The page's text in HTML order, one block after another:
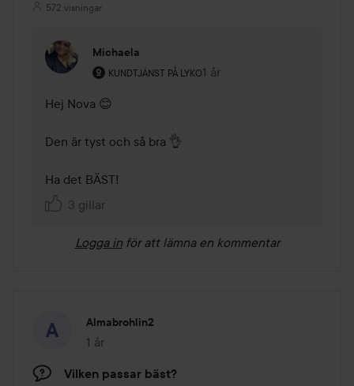
572 visningar
Michaela
KUNDTJÄNST PÅ LYKO
Användarens roll: Kundtjänst på Lyko.
1 år
Kommentaren lades 1 år
Hej Nova 😊
Den är tyst och så bra 👌
Ha det BÄST!
3 gillar
Logga in för att lämna en kommentar
Almabrohlin2
1 år
Inlägget skapades 1 år
Vilken passar bäst?